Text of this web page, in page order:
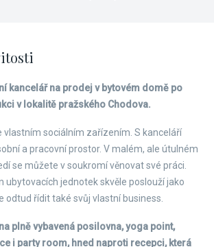
kancelář na prodej v bytovém domě po
v lokalitě pražského Chodova.
vlastním sociálním zařízením. S kanceláří
a pracovní prostor. V malém, ale útulném
se můžete v soukromí věnovat své práci.
ubytovacích jednotek skvěle poslouží jako
odtud řídit také svůj vlastní business.
plně vybavená posilovna, yoga point,
i party room, hned naproti recepci, která